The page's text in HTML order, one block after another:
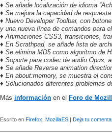
♦ Se añade localización de idioma
♦ Se mejora la capacidad de
♦ Nuevo Developer Toolbar, con
y una nueva línea de comandos para
♦ Animaciones CSS3, transiciones,
♦ En Scrathpad, se añade lista de
♦ Se elimina MD5 como algoritmo de
♦ Soporte para codec de audio Opus,
♦ Se añade Reverse animation
♦ En about:memory, se muestra el
♦ Solucionados diferentes problemas
Más información en el Foro de
Escrito en Firefox MozillaES | Deja tu